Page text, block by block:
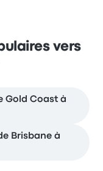
vers
Gold Coast à
Brisbane à